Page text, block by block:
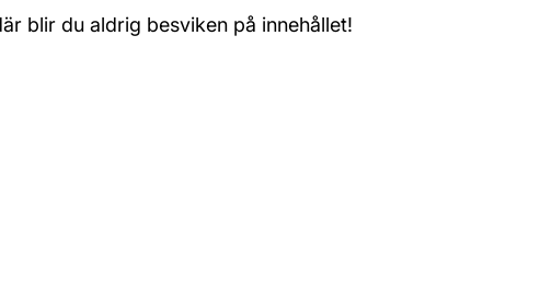
blir du aldrig besviken på innehållet!